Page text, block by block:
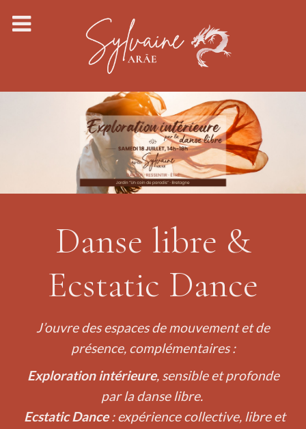
Danse libre &
Ecstatic Dance
J’ouvre des espaces de mouvement et de
présence, complémentaires :
Exploration intérieure, sensible et profonde
par la danse libre.
Ecstatic Dance: expérience collective, libre et